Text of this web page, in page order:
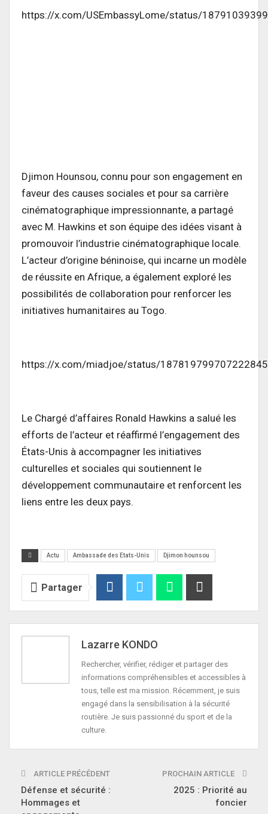
https://x.com/USEmbassyLome/status/
Djimon Hounsou, connu pour son engagement en
faveur des causes sociales et pour sa carrière
cinématographique impressionnante, a partagé
avec M. Hawkins et son équipe des idées visant à
promouvoir l’industrie cinématographique locale.
L’acteur d’origine béninoise, qui incarne un modèle
de réussite en Afrique, a également exploré les
possibilités de collaboration pour renforcer les
initiatives humanitaires au Togo.
https://x.com/miadjoe/status/
Le Chargé d’affaires Ronald Hawkins a salué les
efforts de l’acteur et réaffirmé l’engagement des
États-Unis à accompagner les initiatives
culturelles et sociales qui soutiennent le
développement communautaire et renforcent les
liens entre les deux pays.
Actu Ambassade des Etats-Unis Djimon hounsou
Partager
Lazarre KONDO
Rechercher, vérifier, rédiger et partager des
informations compréhensibles et accessibles à
tous, telle est ma mission. Récemment, je suis
engagé dans la sensibilisation à la sécurité
routière. Je suis passionné du sport et de la
culture.
ARTICLE PRÉCÉDENT
Défense et sécurité :
Hommages et
PROCHAIN ARTICLE
2025 : Priorité au
foncier